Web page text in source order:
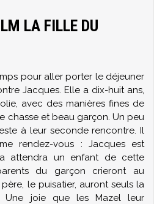
LA FILLE DU
pour aller porter le déjeuner
Jacques. Elle a dix-huit ans,
avec des manières fines de
chasse et beau garçon. Un peu
à leur seconde rencontre. Il
rendez-vous : Jacques est
attendra un enfant de cette
du garçon crieront au
le puisatier, auront seuls la
Une joie que les Mazel leur